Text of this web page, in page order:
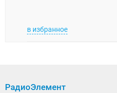
в избранное
РадиоЭлемент